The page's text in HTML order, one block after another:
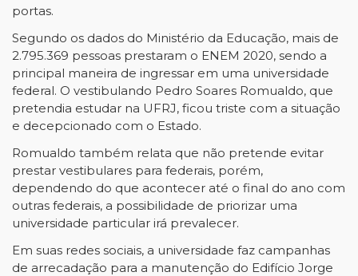
portas.
Segundo os dados do Ministério da Educação, mais de
2.795.369 pessoas prestaram o ENEM 2020, sendo a
principal maneira de ingressar em uma universidade
federal. O vestibulando Pedro Soares Romualdo, que
pretendia estudar na UFRJ, ficou triste com a situação
e decepcionado com o Estado.
Romualdo também relata que não pretende evitar
prestar vestibulares para federais, porém,
dependendo do que acontecer até o final do ano com
outras federais, a possibilidade de priorizar uma
universidade particular irá prevalecer.
Em suas redes sociais, a universidade faz campanhas
de arrecadação para a manutenção do Edifício Jorge